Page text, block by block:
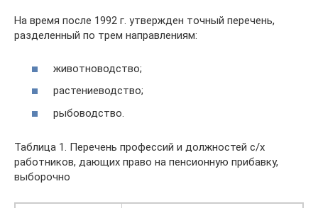
На время после 1992 г. утвержден точный перечень,
разделенный по трем направлениям:
животноводство;
растениеводство;
рыбоводство.
Таблица 1. Перечень профессий и должностей с/х
работников, дающих право на пенсионную прибавку,
выборочно